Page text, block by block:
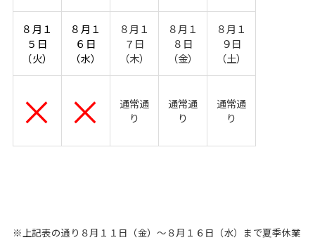
８月１
５日
（火）
８月１
６日
（水）
８月１
７日
（木）
８月１
８日
（金）
８月１
９日
（土）
× ×
通常通
り
通常通
り
通常通
り
※上記表の通り８月１１日（金）～８月１６日（水）まで夏季休業